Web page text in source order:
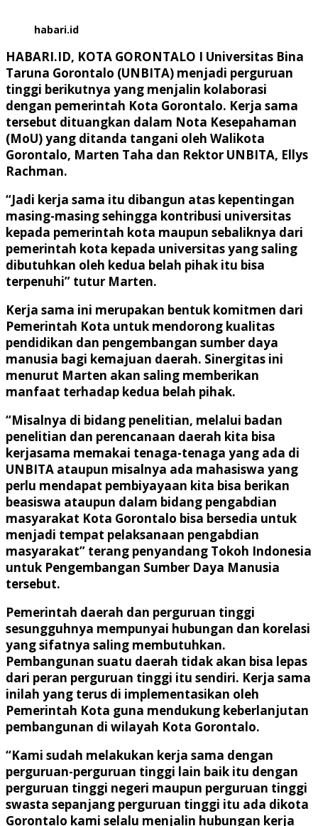
habari.id
HABARI.ID, KOTA GORONTALO I Universitas Bina
Taruna Gorontalo (UNBITA) menjadi perguruan
tinggi berikutnya yang menjalin kolaborasi
dengan pemerintah Kota Gorontalo. Kerja sama
tersebut dituangkan dalam Nota Kesepahaman
(MoU) yang ditanda tangani oleh Walikota
Gorontalo, Marten Taha dan Rektor UNBITA, Ellys
Rachman.
“Jadi kerja sama itu dibangun atas kepentingan
masing-masing sehingga kontribusi universitas
kepada pemerintah kota maupun sebaliknya dari
pemerintah kota kepada universitas yang saling
dibutuhkan oleh kedua belah pihak itu bisa
terpenuhi” tutur Marten.
Kerja sama ini merupakan bentuk komitmen dari
Pemerintah Kota untuk mendorong kualitas
pendidikan dan pengembangan sumber daya
manusia bagi kemajuan daerah. Sinergitas ini
menurut Marten akan saling memberikan
manfaat terhadap kedua belah pihak.
“Misalnya di bidang penelitian, melalui badan
penelitian dan perencanaan daerah kita bisa
kerjasama memakai tenaga-tenaga yang ada di
UNBITA ataupun misalnya ada mahasiswa yang
perlu mendapat pembiyayaan kita bisa berikan
beasiswa ataupun dalam bidang pengabdian
masyarakat Kota Gorontalo bisa bersedia untuk
menjadi tempat pelaksanaan pengabdian
masyarakat” terang penyandang Tokoh Indonesia
untuk Pengembangan Sumber Daya Manusia
tersebut.
Pemerintah daerah dan perguruan tinggi
sesungguhnya mempunyai hubungan dan korelasi
yang sifatnya saling membutuhkan.
Pembangunan suatu daerah tidak akan bisa lepas
dari peran perguruan tinggi itu sendiri. Kerja sama
inilah yang terus di implementasikan oleh
Pemerintah Kota guna mendukung keberlanjutan
pembangunan di wilayah Kota Gorontalo.
“Kami sudah melakukan kerja sama dengan
perguruan-perguruan tinggi lain baik itu dengan
perguruan tinggi negeri maupun perguruan tinggi
swasta sepanjang perguruan tinggi itu ada dikota
Gorontalo kami selalu menjalin hubungan kerja